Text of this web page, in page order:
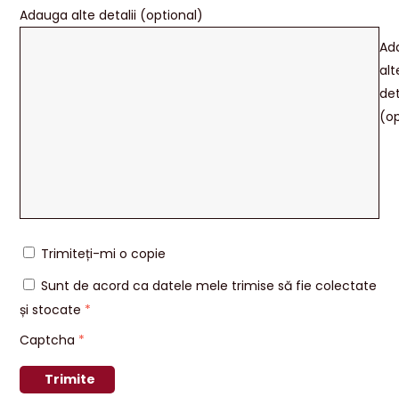
Adauga alte detalii (optional)
Trimiteți-mi o copie
Sunt de acord ca datele mele trimise să fie colectate
și stocate *
Captcha *
Trimite